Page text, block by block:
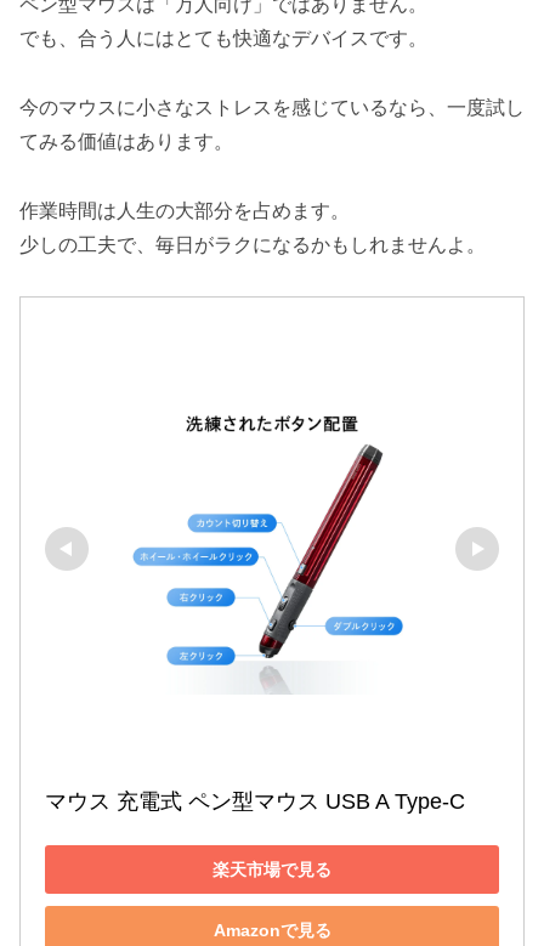
ペン型マウスは「万人向け」ではありません。
でも、合う人にはとても快適なデバイスです。
今のマウスに小さなストレスを感じているなら、一度試し
てみる価値はあります。
作業時間は人生の大部分を占めます。
少しの工夫で、毎日がラクになるかもしれませんよ。
マウス 充電式 ペン型マウス USB A Type-C
楽天市場で見る
Amazonで見る